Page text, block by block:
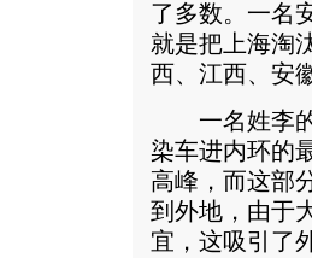
了多数。一名
就是把上海淘
西、江西、安
一名姓李的“
染车进内环的
高峰，而这部
到外地，由于
宜，这吸引了